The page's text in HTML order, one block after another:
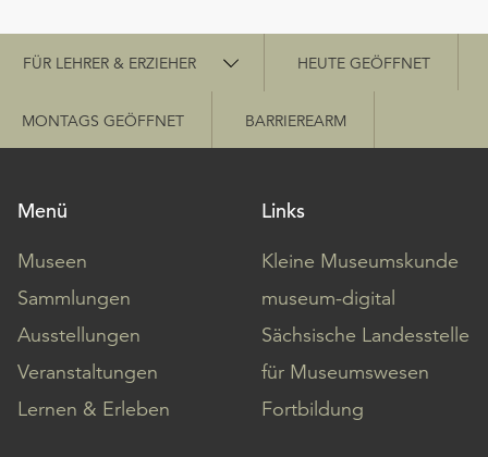
Schnellzugriff
FÜR LEHRER & ERZIEHER HEUTE GEÖFFNET
MONTAGS GEÖFFNET BARRIEREARM
Menü
Museen
Sammlungen
Ausstellungen
Veranstaltungen
Lernen & Erleben
Links
Kleine Museumskunde
museum-digital
Sächsische Landesstelle
für Museumswesen
Fortbildung